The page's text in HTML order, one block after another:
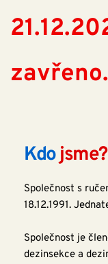
zavřeno.
Kdo jsme?
Společnost s
18.12.1991.
Společnost je
dezinsekce a